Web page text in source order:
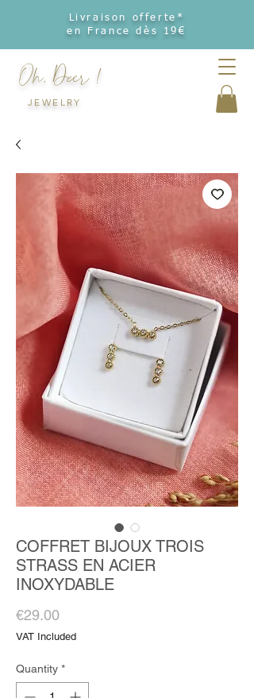
Livraison offerte*
en France dès 19€
Oh, Deer !
JEWELRY
COFFRET BIJOUX TROIS
STRASS EN ACIER
INOXYDABLE
€29.00Price
VAT Included
Quantity *